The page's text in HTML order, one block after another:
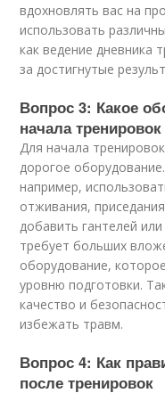
вдохновлять вас на
использовать
как ведение дневника
за достигнутые
Вопрос 3: Какое
начала тренировок
Для начала
дорогое
например,
отживания,
добавить гантелей
требует больших
оборудование,
уровню подготовки.
качество и
избежать травм.
Вопрос 4: Как
после тренировок